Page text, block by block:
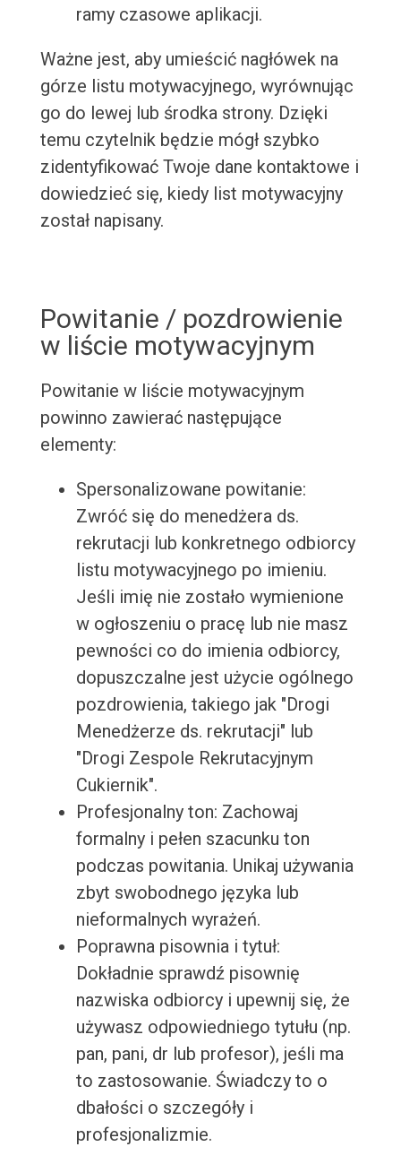
ramy czasowe aplikacji.
Ważne jest, aby umieścić nagłówek na
górze listu motywacyjnego, wyrównując
go do lewej lub środka strony. Dzięki
temu czytelnik będzie mógł szybko
zidentyfikować Twoje dane kontaktowe i
dowiedzieć się, kiedy list motywacyjny
został napisany.
Powitanie / pozdrowienie
w liście motywacyjnym
Powitanie w liście motywacyjnym
powinno zawierać następujące
elementy:
Spersonalizowane powitanie:
Zwróć się do menedżera ds.
rekrutacji lub konkretnego odbiorcy
listu motywacyjnego po imieniu.
Jeśli imię nie zostało wymienione
w ogłoszeniu o pracę lub nie masz
pewności co do imienia odbiorcy,
dopuszczalne jest użycie ogólnego
pozdrowienia, takiego jak "Drogi
Menedżerze ds. rekrutacji" lub
"Drogi Zespole Rekrutacyjnym
Cukiernik".
Profesjonalny ton: Zachowaj
formalny i pełen szacunku ton
podczas powitania. Unikaj używania
zbyt swobodnego języka lub
nieformalnych wyrażeń.
Poprawna pisownia i tytuł:
Dokładnie sprawdź pisownię
nazwiska odbiorcy i upewnij się, że
używasz odpowiedniego tytułu (np.
pan, pani, dr lub profesor), jeśli ma
to zastosowanie. Świadczy to o
dbałości o szczegóły i
profesjonalizmie.